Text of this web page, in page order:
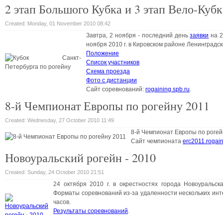
2 этап Большого Кубка и 3 этап Вело-
Created: Monday, 01 November 2010 08:42
Завтра, 2 ноября - последний деньзаявки на
ноября 2010 г. в Кировском районе
Положение
Список участников
Схема проезда
Фото с дистанции
Сайт соревнований: rogaining.spb.ru
8-й Чемпионат Европы по рогейну 2011
Created: Wednesday, 27 October 2010 11:49
8-й Чемпионат Европы по
Сайт чемпионата
Новоуральский рогейн - 2010
Created: Sunday, 24 October 2010 21:51
24 октября 2010 г. в окрестностях города
Форматы соревнований из-за удаленности нескольких
часов.
Результаты соревнований